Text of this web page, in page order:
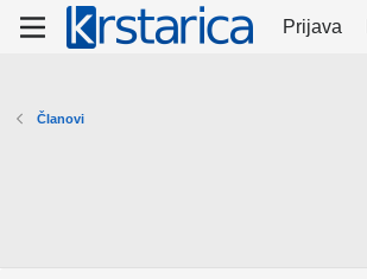
Prijava
Članovi